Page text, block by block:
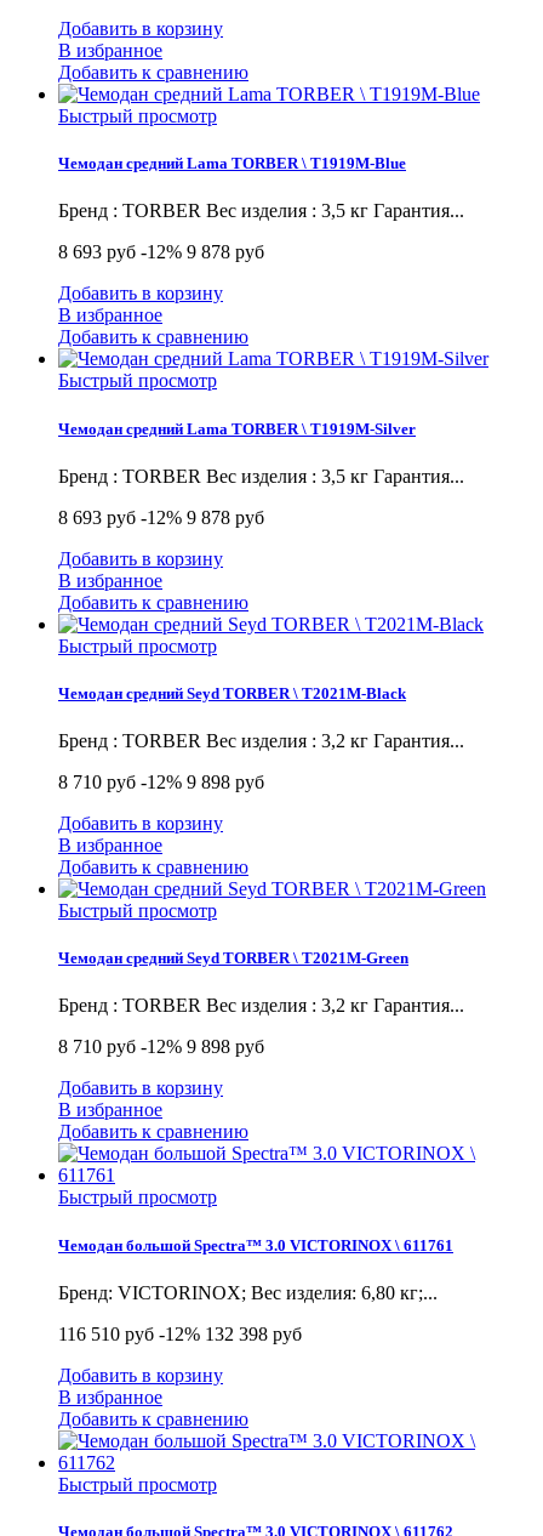
Добавить в корзину
В избранное
Добавить к сравнению
Быстрый просмотр
Чемодан средний Lama TORBER \ T1919M-Blue
Бренд : TORBER Вес изделия : 3,5 кг Гарантия...
8 693 руб -12% 9 878 руб
Добавить в корзину
В избранное
Добавить к сравнению
Быстрый просмотр
Чемодан средний Lama TORBER \ T1919M-Silver
Бренд : TORBER Вес изделия : 3,5 кг Гарантия...
8 693 руб -12% 9 878 руб
Добавить в корзину
В избранное
Добавить к сравнению
Быстрый просмотр
Чемодан средний Seyd TORBER \ T2021M-Black
Бренд : TORBER Вес изделия : 3,2 кг Гарантия...
8 710 руб -12% 9 898 руб
Добавить в корзину
В избранное
Добавить к сравнению
Быстрый просмотр
Чемодан средний Seyd TORBER \ T2021M-Green
Бренд : TORBER Вес изделия : 3,2 кг Гарантия...
8 710 руб -12% 9 898 руб
Добавить в корзину
В избранное
Добавить к сравнению
Быстрый просмотр
Чемодан большой Spectra™ 3.0 VICTORINOX \ 611761
Бренд: VICTORINOX; Вес изделия: 6,80 кг;...
116 510 руб -12% 132 398 руб
Добавить в корзину
В избранное
Добавить к сравнению
Быстрый просмотр
Чемодан большой Spectra™ 3.0 VICTORINOX \ 611762